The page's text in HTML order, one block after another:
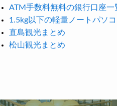
ATM手数料無料の銀行口座一
1.5kg以下の軽量ノートパソ
直島観光まとめ
松山観光まとめ